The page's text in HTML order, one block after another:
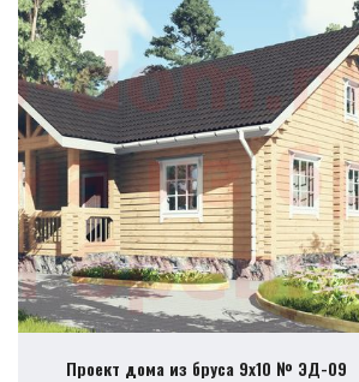
Проект дома из бруса 9х10 № ЭД-09